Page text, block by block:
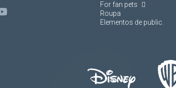
For fan pets
Roupa
Elementos de public.